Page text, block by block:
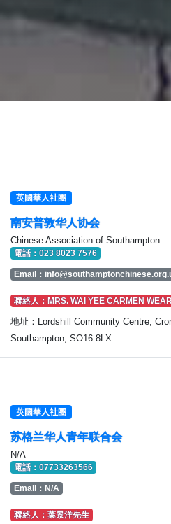
英國華人社團
南安普敦华人协会
Chinese Association of Southampton
電話：023 8023 7576
Email：
聯絡人：MRS. WAI YEE CARMEN WEAR
地址：Lordshill Community Centre,
Southampton, SO16 8LX
英國華人社團
苏格兰华人青年联合会
N/A
電話：07733263566
Email：N/A
聯絡人：葉景洋先生